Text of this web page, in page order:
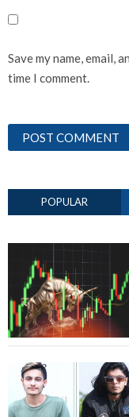
Save my name, email,
time I comment.
POPULAR